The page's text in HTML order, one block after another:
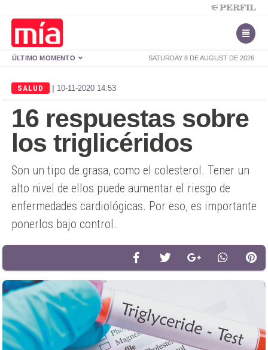
SATURDAY 8 DE AUGUST DE 2026
ÚLTIMO MOMENTO
SALUD | 10-11-2020 14:53
16 respuestas sobre
los triglicéridos
Son un tipo de grasa, como el colesterol. Tener un
alto nivel de ellos puede aumentar el riesgo de
enfermedades cardiológicas. Por eso, es importante
ponerlos bajo control.